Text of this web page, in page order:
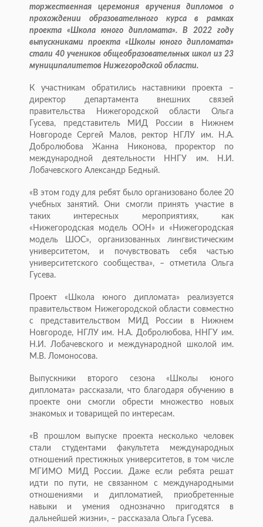
торжественная церемония вручения дипломов о
прохождении образовательного курса в рамках
проекта «Школа юного дипломата». В 2022 году
выпускниками проекта «Школы юного дипломата»
стали 40 учеников общеобразовательных школ из 23
муниципалитетов Нижегородской области.
К участникам обратились наставники проекта –
директор департамента внешних связей
правительства Нижегородской области Ольга
Гусева, представитель МИД России в Нижнем
Новгороде Сергей Малов, ректор НГЛУ им. Н.А.
Добролюбова Жанна Никонова, проректор по
международной деятельности ННГУ им. Н.И.
Лобачевского Александр Бедный.
«В этом году для ребят было организовано более 20
учебных занятий. Они смогли принять участие в
таких интересных мероприятиях, как
«Нижегородская модель ООН» и «Нижегородская
модель ШОС», организованных лингвистическим
университетом, и почувствовать себя частью
университетского сообщества», – отметила Ольга
Гусева.
Проект «Школа юного дипломата» реализуется
правительством Нижегородской области совместно
с представительством МИД России в Нижнем
Новгороде, НГЛУ им. Н.А. Добролюбова, ННГУ им.
Н.И. Лобачевского и международной школой им.
М.В. Ломоносова.
Выпускники второго сезона «Школы юного
дипломата» рассказали, что благодаря обучению в
проекте они смогли обрести множество новых
знакомых и товарищей по интересам.
«В прошлом выпуске проекта несколько человек
стали студентами факультета международных
отношений престижных университетов, в том числе
МГИМО МИД России. Даже если ребята решат
идти по пути, не связанном с международными
отношениями и дипломатией, приобретенные
навыки и умения однозначно пригодятся в
дальнейшей жизни», – рассказала Ольга Гусева.